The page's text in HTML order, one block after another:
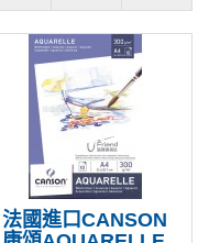
法國進口CANSON